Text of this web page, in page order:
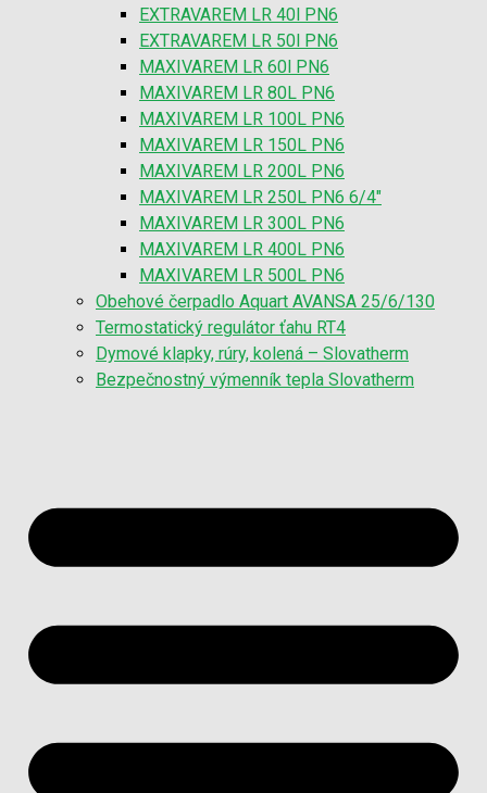
EXTRAVAREM LR 40l PN6
EXTRAVAREM LR 50l PN6
MAXIVAREM LR 60l PN6
MAXIVAREM LR 80L PN6
MAXIVAREM LR 100L PN6
MAXIVAREM LR 150L PN6
MAXIVAREM LR 200L PN6
MAXIVAREM LR 250L PN6 6/4″
MAXIVAREM LR 300L PN6
MAXIVAREM LR 400L PN6
MAXIVAREM LR 500L PN6
Obehové čerpadlo Aquart AVANSA 25/6/130
Termostatický regulátor ťahu RT4
Dymové klapky, rúry, kolená – Slovatherm
Bezpečnostný výmenník tepla Slovatherm